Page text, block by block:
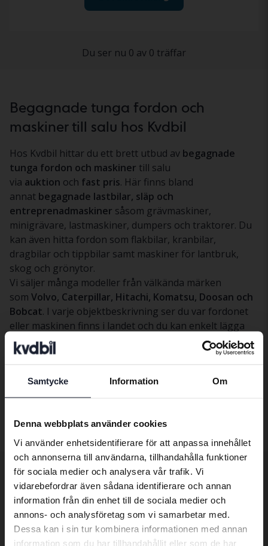
Samtycke Information Om
Denna webbplats använder cookies
Vi använder enhetsidentifierare för att anpassa innehållet
och annonserna till användarna, tillhandahålla funktioner
för sociala medier och analysera vår trafik. Vi
vidarebefordrar även sådana identifierare och annan
information från din enhet till de sociala medier och
annons- och analysföretag som vi samarbetar med.
Dessa kan i sin tur kombinera informationen med annan
information som du har tillhandahållit eller som de har
Du ser nu 0 av 0 träffar
Begagnade tunga fordon och
maskiner till salu hos Kvdbil
Hos Kvdbil hittar du ett brett utbud av begagnade
tunga fordon och maskiner till salu
via auktion och fast pris. Här finns bland
annat begagnade lastbilar, släp och
entreprenadmaskiner såsom grävmaskiner,
minigrävare, lastmaskiner, dumpers och traktorer. Du
kan även hitta fordon som flakbilar, kranbilar,
dragbilar och tippbilar samt maskiner för lantbruk,
skog och grönytor.
Vi säljer många modeller från välkända märken
som Volvo, Caterpillar, Hitachi, Komatsu, Doosan och
Bobcat. I varje objektbeskrivning ser du var fordonet
eller maskinen finns i landet och du kan enkelt lägga
bud och följa budgivningen online.
Hittar du inte rätt objekt kan du skapa en bevakning
publiceras på kvd.se. Vill du istället
sälja ett fordon
eller en maskinhjälper Kvdbil dig genom hela affären.
Övriga tjänster
Transportera bilen dit du önskar
Exportera till utlandet
Preferred language
We have detected that your browser
Swedish. To better service our friends
abroad we have an English language
site (kvdcars.com) that contains all the
same vehicles and services.
Continue in Swedish